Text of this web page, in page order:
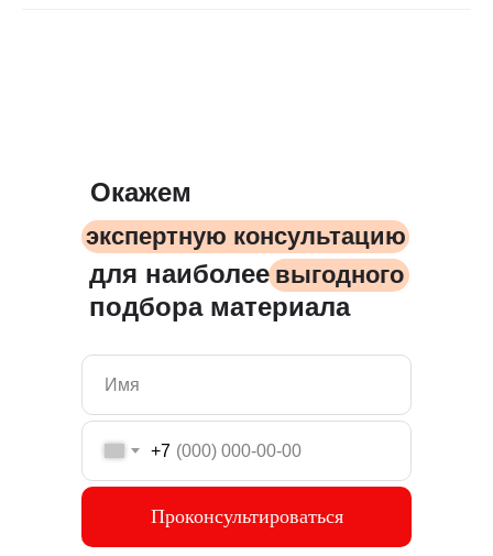
экспертную консультацию
выгодного
Окажем
для наиболее
подбора материала
+7
Проконсультироваться